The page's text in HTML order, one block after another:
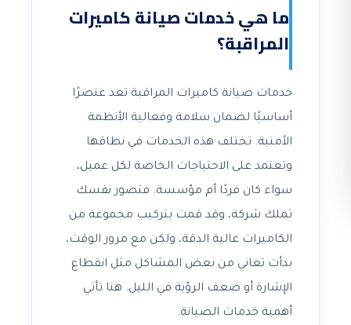
ما هي خدمات صيانة كاميرات
المراقبة؟
خدمات صيانة كاميرات المراقبة تعد عنصرًا
أساسيًا لضمان سلامة وفعالية الأنظمة
الأمنية. تختلف هذه الخدمات في نطاقها
وتعتمد على الاحتياجات الخاصة لكل عميل،
سواء كان فردًا أم مؤسسة. فتصور نفسك
تملك شركة، وقد قمت بتركيب مجموعة من
الكاميرات عالية الدقة، ولكن مع مرور الوقت،
بدأت تعاني من بعض المشاكل مثل انقطاع
الإشارة أو ضعف الرؤية في الليل. هنا تأتي
أهمية خدمات الصيانة.